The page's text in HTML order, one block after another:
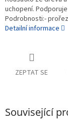
uchopení.
Podrobnosti:-
Detailní informace
ZEPTAT SE
Související